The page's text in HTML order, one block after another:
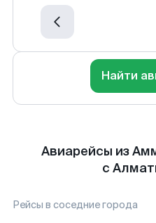
Найти
Авиарейсы из
с
Рейсы в соседние города